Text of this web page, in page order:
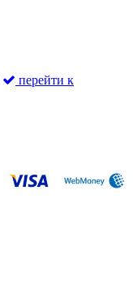
перейти к